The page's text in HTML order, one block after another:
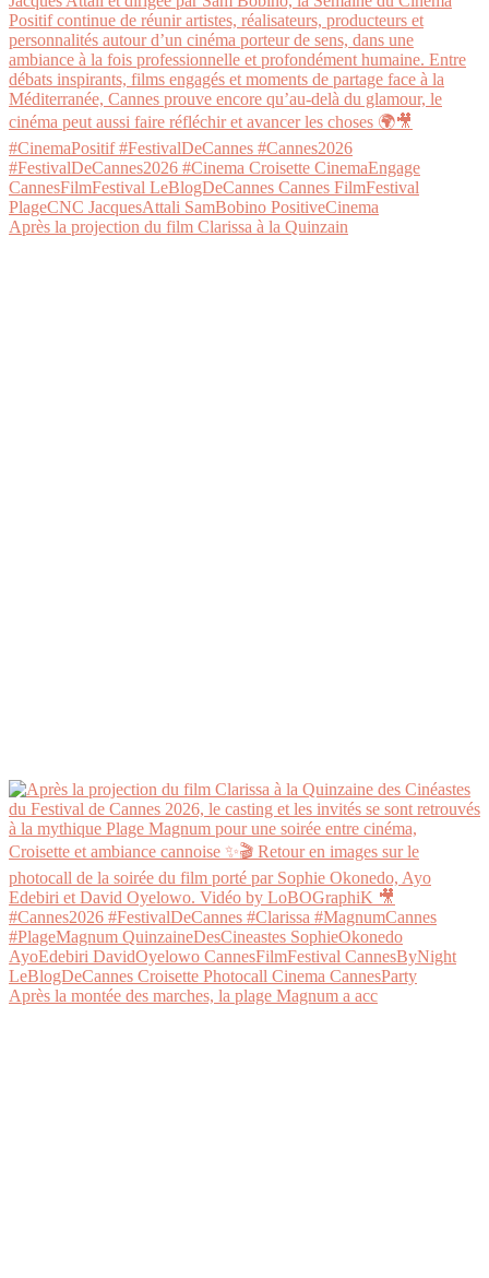
Après la projection du film Clarissa à la Quinzain
Après la montée des marches, la plage Magnum a acc